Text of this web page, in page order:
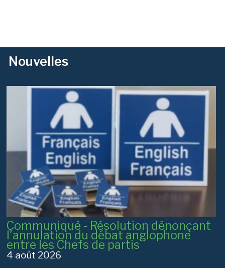
Nouvelles
Communiqué - Résolution dénonçant
l'annulation du débat anglophone
entre les Chefs de partis
4 août 2026